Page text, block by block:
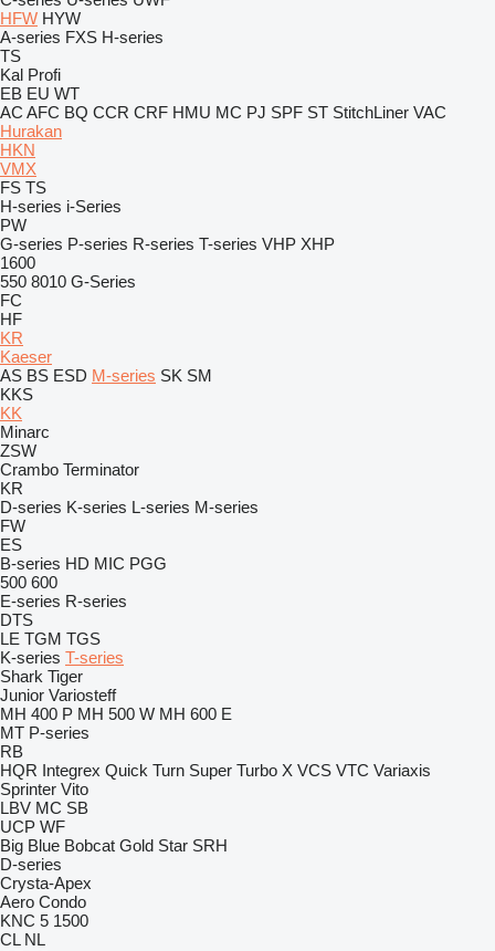
HFW HYW
A-series FXS H-series
TS
Kal Profi
EB EU WT
AC AFC BQ CCR CRF HMU MC PJ SPF ST StitchLiner VAC
Hurakan
HKN
VMX
FS TS
H-series i-Series
PW
G-series P-series R-series T-series VHP XHP
1600
550 8010 G-Series
FC
HF
KR
Kaeser
AS BS ESD M-series SK SM
KKS
KK
Minarc
ZSW
Crambo Terminator
KR
D-series K-series L-series M-series
FW
ES
B-series HD MIC PGG
500 600
E-series R-series
DTS
LE TGM TGS
K-series T-series
Shark Tiger
Junior Variosteff
MH 400 P MH 500 W MH 600 E
MT P-series
RB
HQR Integrex Quick Turn Super Turbo X VCS VTC Variaxis
Sprinter Vito
LBV MC SB
UCP WF
Big Blue Bobcat Gold Star SRH
D-series
Crysta-Apex
Aero Condo
KNC 5 1500
CL NL